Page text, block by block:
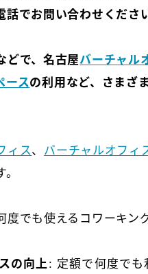
話でお問い合わせくださ
どで、名古屋バーチャル
ースの利用など、さまざ
ィス、 バーチャルオフィ
でも使えるコワーキン
の向上: 定額で何度でも